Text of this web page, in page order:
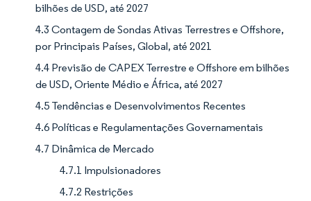
bilhões de USD, até 2027
4.3 Contagem de Sondas Ativas Terrestres e Offshore,
por Principais Países, Global, até 2021
4.4 Previsão de CAPEX Terrestre e Offshore em bilhões
de USD, Oriente Médio e África, até 2027
4.5 Tendências e Desenvolvimentos Recentes
4.6 Políticas e Regulamentações Governamentais
4.7 Dinâmica de Mercado
4.7.1 Impulsionadores
4.7.2 Restrições